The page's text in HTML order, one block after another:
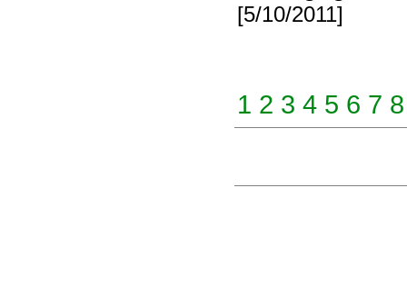
[5/10/2011]
1 2 3 4 5 6 7 8